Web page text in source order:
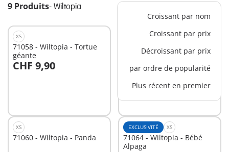
9 Produits- Wiltopia
Croissant par nom
Croissant par prix
Décroissant par prix
par ordre de popularité
Plus récent en premier
XS
71058 - Wiltopia - Tortue
géante
CHF 9,90
Au panier
71288 - Wiltopia - Lion de
CHF 9,90
Non
disponible
XS
71060 - Wiltopia - Panda
EXCLUSIVITÉ XS
71064 - Wiltopia - Bébé
Alpaga